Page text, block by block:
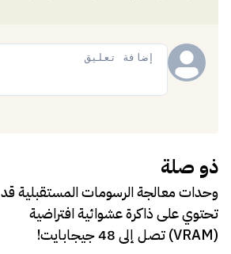
ذو صلة
وحدات معالجة الرسومات المستقبلية قد
تحتوي على ذاكرة عشوائية افتراضية
(VRAM) تصل إلى 48 جيجابايت!